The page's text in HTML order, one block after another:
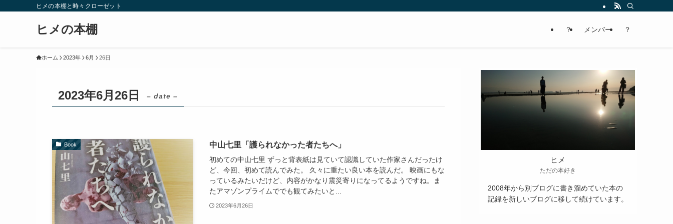
ヒメの本棚と時々クローゼット
ヒメの本棚 ？ メンバー ？
ホーム 2023年 6月 26日
2023年6月26日 – date –
Book 中山七里「護られなかった者たちへ」
初めての中山七里 ずっと背表紙は見ていて認識していた作家さんだったけ
ど、今回、初めて読んでみた。 久々に重たい良い本を読んだ。 映画にもな
っているみたいだけど、内容がかなり震災寄りになってるようですね。ま
たアマゾンプライムででも観てみたいと...
2023年6月26日
ヒメ
ただの本好き
2008年から別ブログに書き溜めていた本の
記録を新しいブログに移して続けています。